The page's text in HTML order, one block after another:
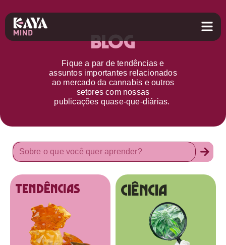
Blog
Fique a par detendências e
assuntos importantes relacionados
ao mercado da cannabis e outros
setorescom nossas
publicações quase-que-diárias.
tendências Ciência